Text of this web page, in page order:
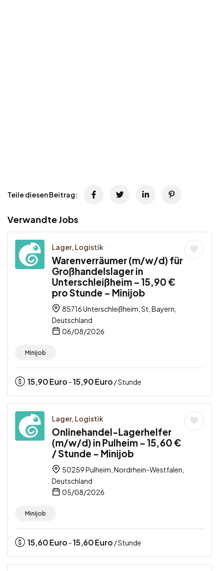
Teile diesen Beitrag:
Verwandte Jobs
Lager, Logistik
Warenverräumer (m/w/d) für
Großhandelslager in
Unterschleißheim – 15,90 €
pro Stunde – Minijob
85716 Unterschleißheim, St, Bayern,
Deutschland
06/08/2026
Minijob
15,90Euro -15,90Euro / Stunde
Lager, Logistik
Onlinehandel-Lagerhelfer
(m/w/d) in Pulheim – 15,60 €
/ Stunde – Minijob
50259 Pulheim, Nordrhein-Westfalen,
Deutschland
05/08/2026
Minijob
15,60Euro -15,60Euro / Stunde